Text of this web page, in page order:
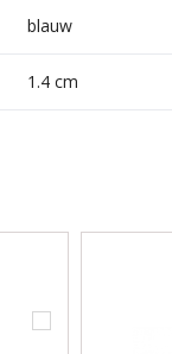
blauw
1.4 cm